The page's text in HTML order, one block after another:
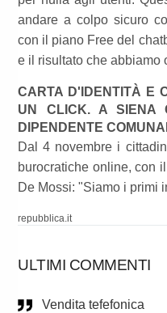
andare a colpo sicuro
con il piano Free del
e il risultato che abbiamo
CARTA D'IDENTITÀ E
UN CLICK. A SIENA
DIPENDENTE
Dal 4 novembre i
burocratiche online, con
De Mossi: "Siamo i primi
repubblica.it
ULTIMI COMMENTI
Vendita tefefonica